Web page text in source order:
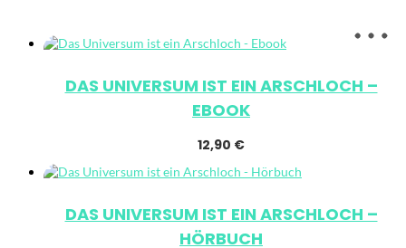
DAS UNIVERSUM IST EIN ARSCHLOCH –
EBOOK
12,90 €
DAS UNIVERSUM IST EIN ARSCHLOCH –
HÖRBUCH